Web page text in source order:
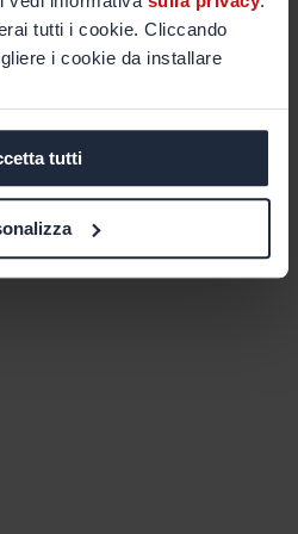
tutti i cookie. Cliccando
i cookie da installare
tutti